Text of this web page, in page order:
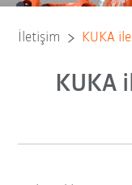
İletişim KUKA
KUKA